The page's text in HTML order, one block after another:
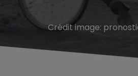
Crédit image: